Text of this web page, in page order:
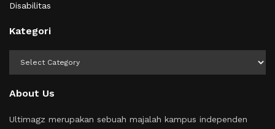
Disabilitas
Kategori
About Us
Ultimagz merupakan sebuah majalah kampus independen